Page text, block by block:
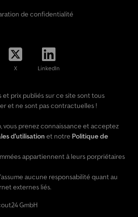
de confidentialité
X LinkedIn
et prix publiés sur ce site sont tous
et ne sont pas contractuelles !
vous prenez connaissance et acceptez
d'utilisation et notre Politique de
appartiennent à leurs porpriétaires
aucune responsabilité quant au
externes liés.
GmbH